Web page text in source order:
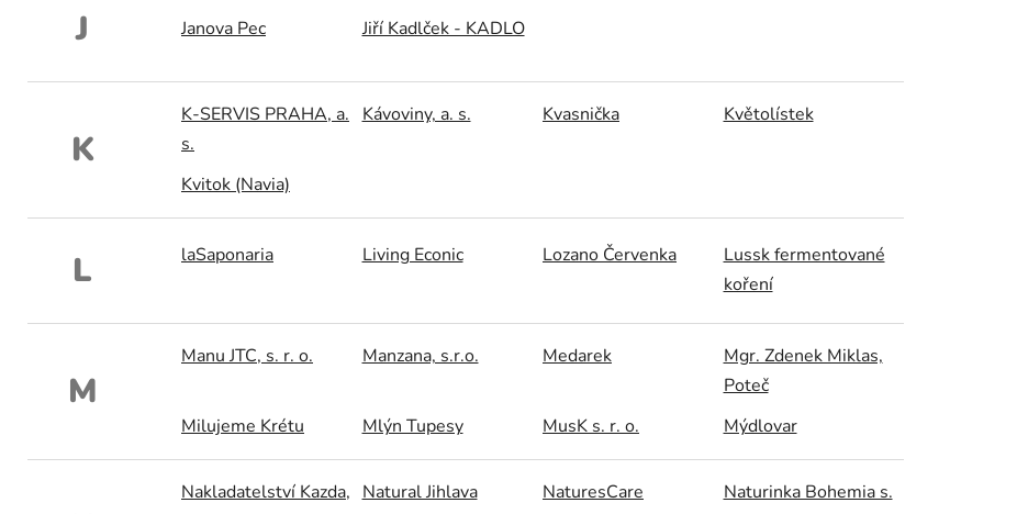
J Janova Pec Jiří Kadlček - KADLO
K
K-SERVIS PRAHA, a.
s.
Kávoviny, a. s. Kvasnička Květolístek
Kvitok (Navia)
L laSaponaria Living Econic Lozano Červenka
Lussk fermentované
koření
M
Manu JTC, s. r. o. Manzana, s.r.o. Medarek
Mgr. Zdenek Miklas,
Poteč
Milujeme Krétu
Mlýn Tupesy MusK s. r. o. Mýdlovar
Nakladatelství Kazda, Natural Jihlava NaturesCare
Naturinka Bohemia s.